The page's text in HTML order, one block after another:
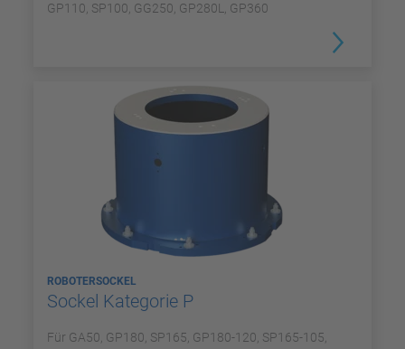
GP110, SP100, GG250, GP280L, GP360
ROBOTERSOCKEL
Sockel Kategorie P
Für GA50, GP180, SP165, GP180-120, SP165-105,